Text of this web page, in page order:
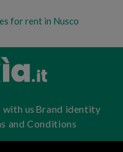
for rent in Nusco
us Brand identity
and Conditions